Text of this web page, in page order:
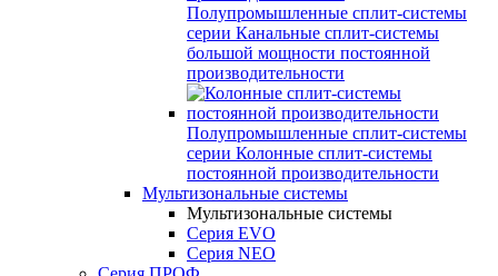
Полупромышленные сплит-системы
серии Канальные сплит-системы
большой мощности постоянной
производительности
Полупромышленные сплит-системы
серии Колонные сплит-системы
постоянной производительности
Мультизональные системы
Мультизональные системы
Серия EVO
Серия NEO